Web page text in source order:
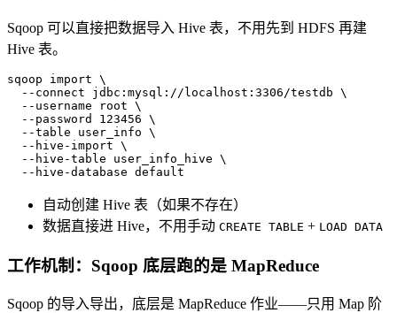
Sqoop 可以直接把数据导入 Hive 表，不用先到 HDFS 再建
Hive 表。
sqoop import \
  --connect jdbc:mysql://localhost:3306/testdb \
  --username root \
  --password 123456 \
  --table user_info \
  --hive-import \
  --hive-table user_info_hive \
  --hive-database default
自动创建 Hive 表（如果不存在）
数据直接进 Hive，不用手动 CREATE TABLE + LOAD DATA
工作机制：Sqoop 底层跑的是 MapReduce
Sqoop 的导入导出，底层是 MapReduce 作业——只用 Map 阶